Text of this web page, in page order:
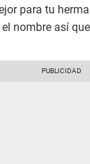
para tu
nombre así